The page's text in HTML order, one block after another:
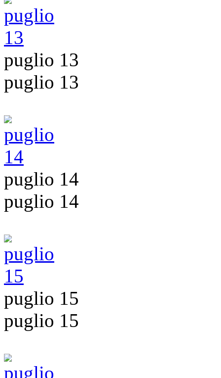
puglio 13
puglio 13
puglio 14
puglio 14
puglio 15
puglio 15